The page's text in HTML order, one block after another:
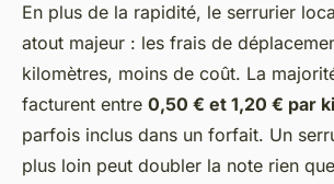
En plus de la rapidité, le serrurier
atout majeur : les frais de
kilomètres, moins de coût. La
facturent entre 0,50 € et 1,20 € par
parfois inclus dans un forfait. Un
plus loin peut doubler la note rien